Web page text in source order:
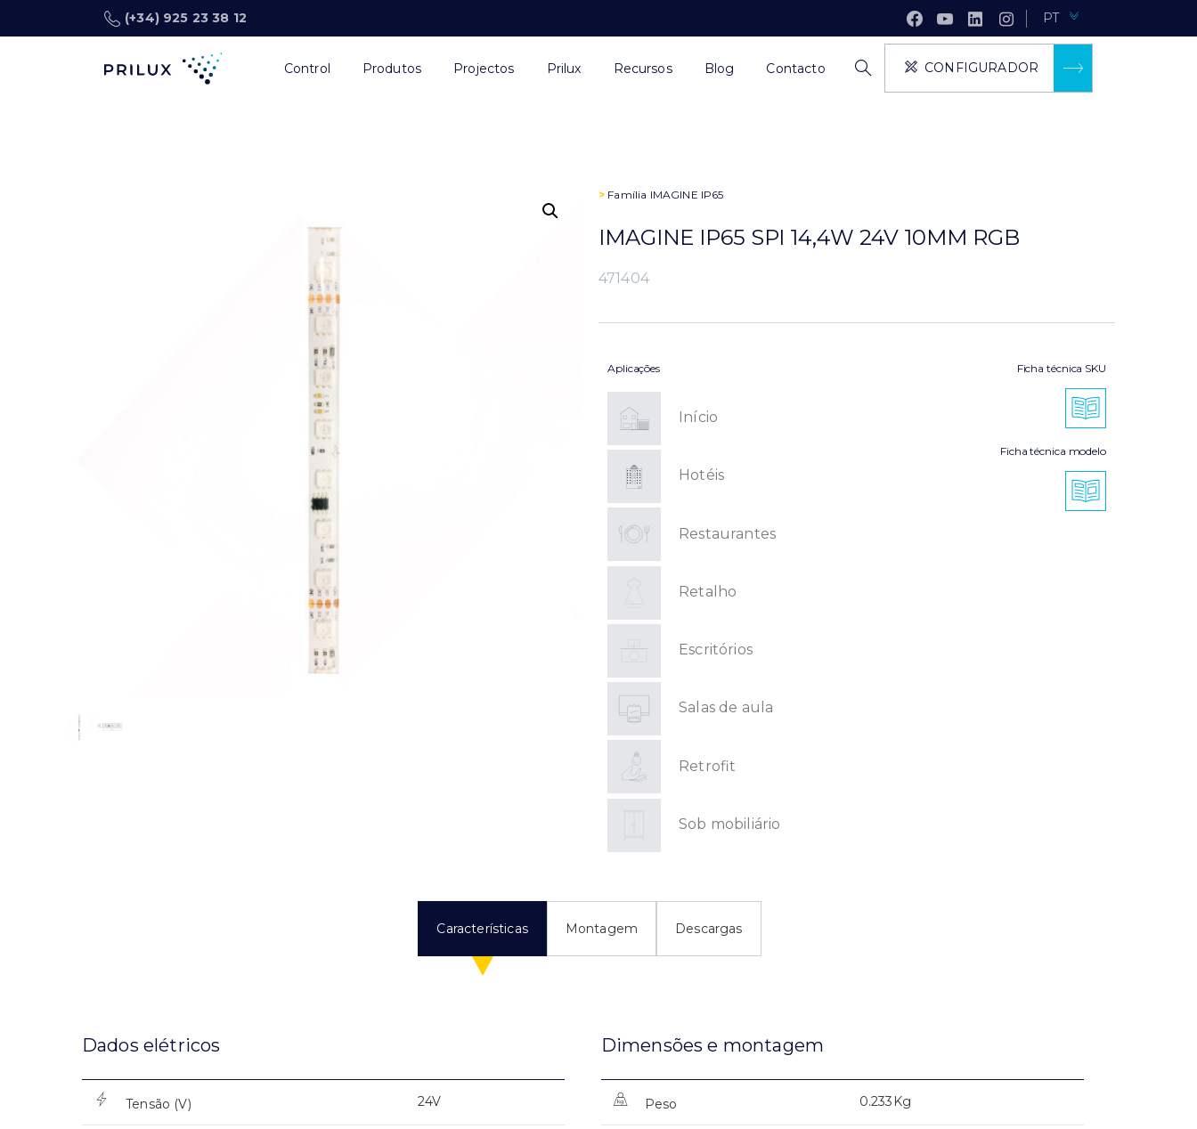
(+34) 925 23 38 12 PT
Control Produtos Projectos Prilux Recursos Blog Contacto CONFIGURADOR
> Família IMAGINE IP65
IMAGINE IP65 SPI 14,4W 24V 10MM RGB
471404
Aplicações
Início
Hotéis
Restaurantes
Retalho
Escritórios
Salas de aula
Retrofit
Sob mobiliário
Ficha técnica SKU
Ficha técnica modelo
Características Montagem Descargas
Dados elétricos
Tensão (V) 24V
Dimensões e montagem
Peso 0.233Kg